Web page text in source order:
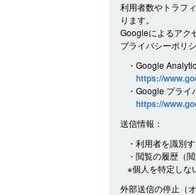
利用者数やトラフ
ります。
Googleによるアク
プライバシーポリ
・Google
https://
・Google プライ
https://
送信情報：
・利用者を識別
・閲覧の履歴（
※個人を特定しな
外部送信の停止（